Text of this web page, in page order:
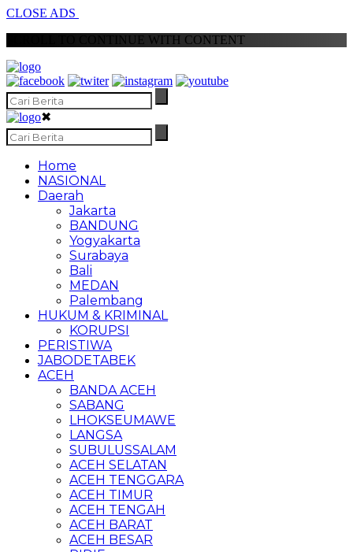
CLOSE ADS
SCROLL TO CONTINUE WITH CONTENT
✖
Home
NASIONAL
Daerah
Jakarta
BANDUNG
Yogyakarta
Surabaya
Bali
MEDAN
Palembang
HUKUM & KRIMINAL
KORUPSI
PERISTIWA
JABODETABEK
ACEH
BANDA ACEH
SABANG
LHOKSEUMAWE
LANGSA
SUBULUSSALAM
ACEH SELATAN
ACEH TENGGARA
ACEH TIMUR
ACEH TENGAH
ACEH BARAT
ACEH BESAR